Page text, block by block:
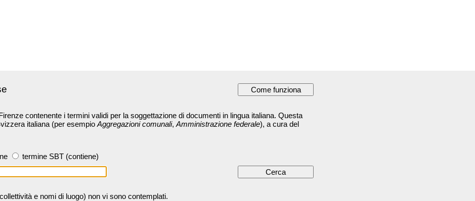
contenente i termini validi per la soggettazione di documenti in lingua italiana. Questa
italiana (per esempio Aggregazioni comunali, Amministrazione federale), a cura del
termine SBT (contiene)
e nomi di luogo) non vi sono contemplati.